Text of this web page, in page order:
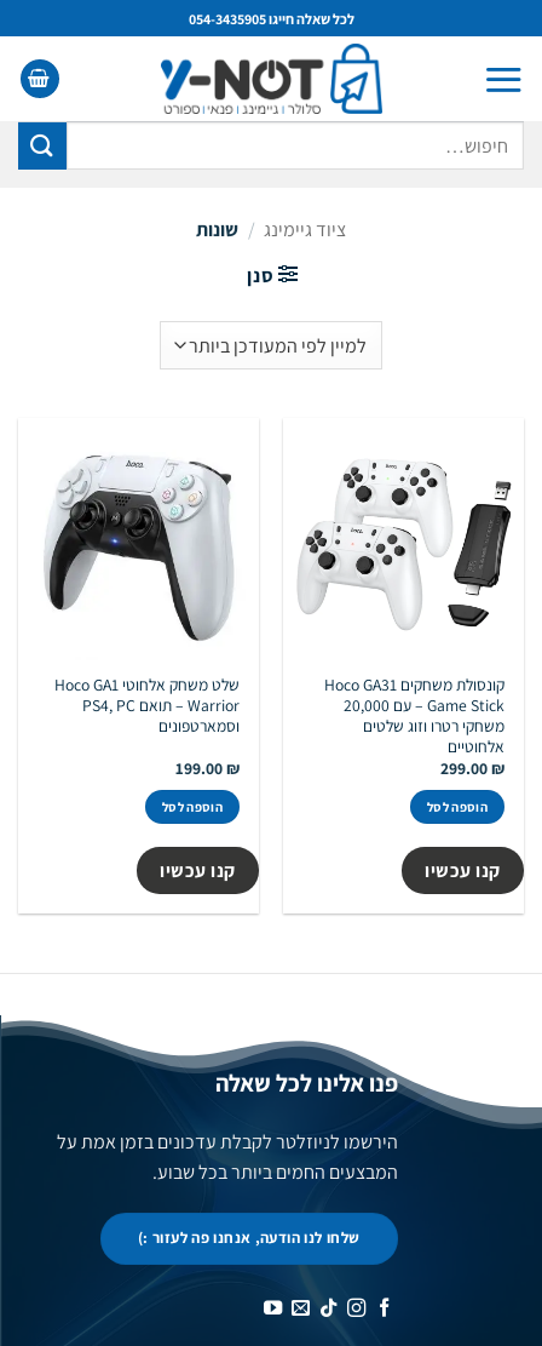
to
content
לכל שאלה חייגו 054-3435905
ציוד גיימינג / שונות
סנן
קונסולת משחקים Hoco GA31
Game Stick – עם 20,000
משחקי רטרו וזוג שלטים
אלחוטיים
299.00₪
הוספה לסל
קנו עכשיו
שלט משחק אלחוטי Hoco GA1
Warrior – תואם PS4, PC
וסמארטפונים
199.00₪
הוספה לסל
קנו עכשיו
פנו אלינו לכל שאלה
הירשמו לניוזלטר לקבלת עדכונים בזמן אמת על
המבצעים החמים ביותר בכל שבוע.
שלחו לנו הודעה, אנחנו פה לעזור :)